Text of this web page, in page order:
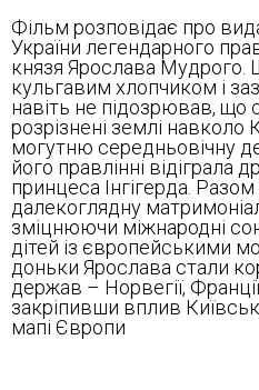
Фільм розповідає про
України легендарного
князя Ярослава Мудрого.
кульгавим хлопчиком і
навіть не підозрював, що
розрізнені землі навколо
могутню середньовічну
його правлінні
принцеса Інгігерда.
далекоглядну
зміцнюючи міжнародні
дітей із європейськими
доньки Ярослава стали
держав – Норвегії,
закріпивши вплив
мапі Європи